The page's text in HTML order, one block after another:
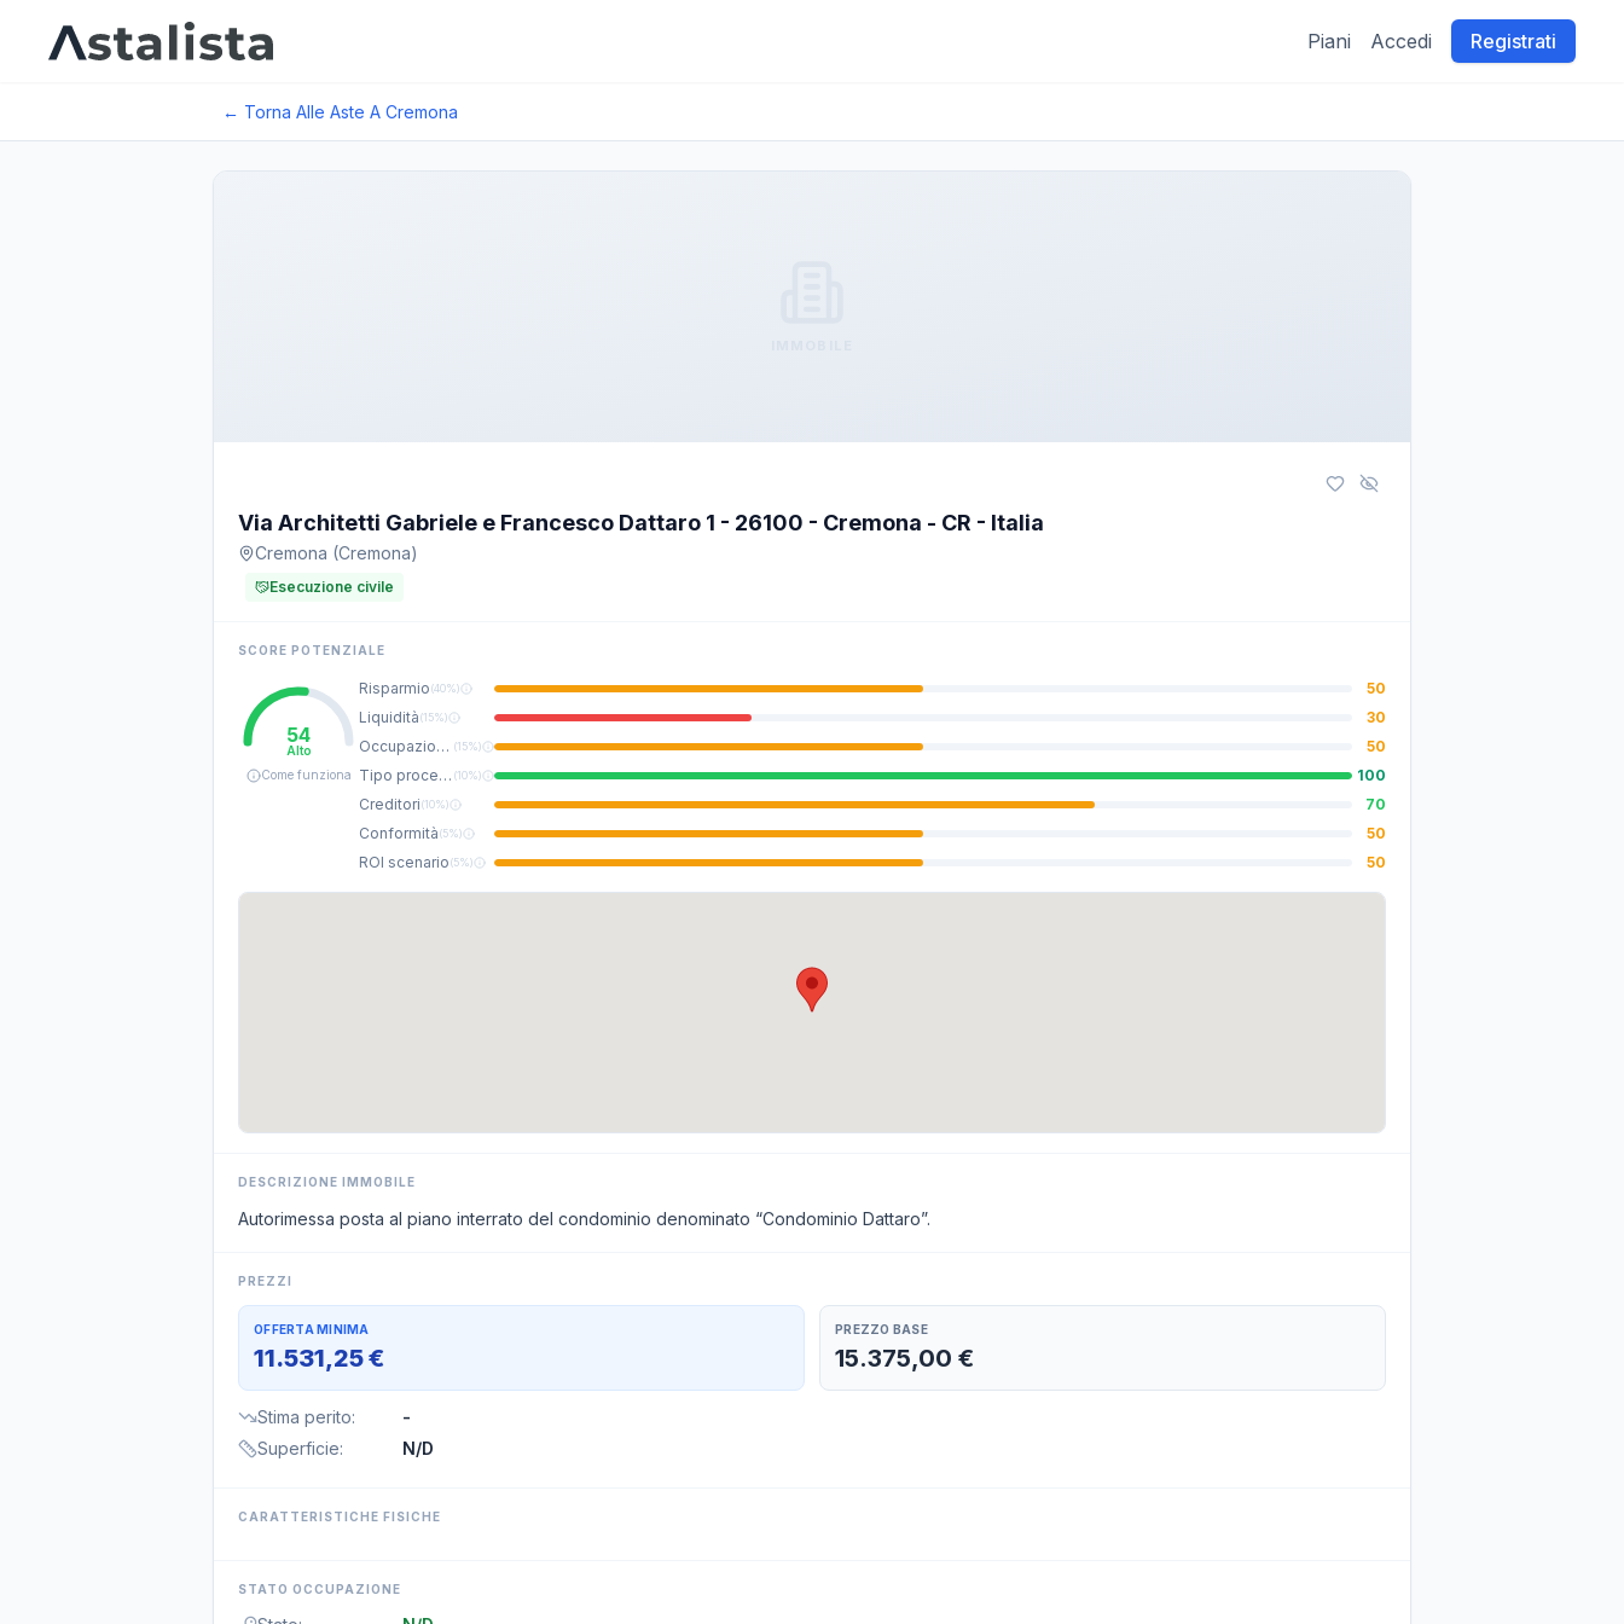
Piani Accedi Registrati
← Torna Alle Aste A Cremona
Via Architetti Gabriele e Francesco Dattaro 1 - 26100 - Cremona - CR - Italia
Cremona (Cremona)
Esecuzione civile
SCORE POTENZIALE
54
Alto
Come funziona
Risparmio(40%)
50
Liquidità(15%)
30
Occupazione (15%)
50
Tipo procedura (10%)
100
Creditori(10%)
70
Conformità(5%)
50
ROI scenario(5%) 50
DESCRIZIONE IMMOBILE
Autorimessa posta al piano interrato del condominio denominato “Condominio Dattaro”.
PREZZI
OFFERTA MINIMA
11.531,25 €
PREZZO BASE
15.375,00 €
Stima perito:
-
Superficie: N/D
CARATTERISTICHE FISICHE
STATO OCCUPAZIONE